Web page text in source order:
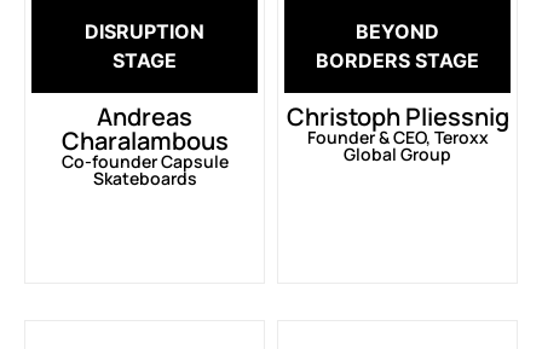
DISRUPTION
STAGE
Andreas
Charalambous
Co-founder Capsule
Skateboards
BEYOND
BORDERS STAGE
Christoph Pliessnig
Founder & CEO, Teroxx
Global Group